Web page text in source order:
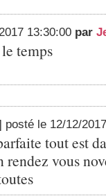
13:30:00 par
temps
posté le 12/12/
tout est
vous